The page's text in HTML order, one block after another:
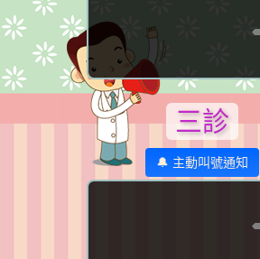
三診
🔔 主動叫號通知